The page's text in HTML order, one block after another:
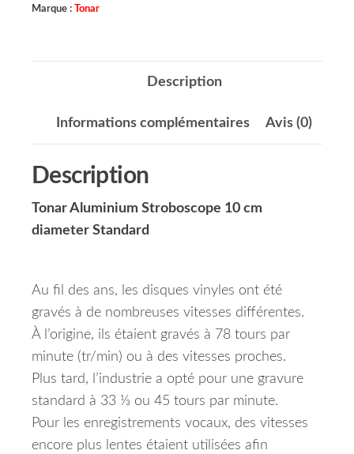
Marque : Tonar
Description
Informations complémentaires Avis (0)
Description
Tonar Aluminium Stroboscope 10 cm
diameter Standard
Au fil des ans, les disques vinyles ont été
gravés à de nombreuses vitesses différentes.
À l’origine, ils étaient gravés à 78 tours par
minute (tr/min) ou à des vitesses proches.
Plus tard, l’industrie a opté pour une gravure
standard à 33 ⅓ ou 45 tours par minute.
Pour les enregistrements vocaux, des vitesses
encore plus lentes étaient utilisées afin